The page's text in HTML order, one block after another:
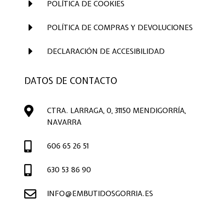
E POLÍTICA DE COOKIES
E POLÍTICA DE COMPRAS Y DEVOLUCIONES
E DECLARACIÓN DE ACCESIBILIDAD
DATOS DE CONTACTO

CTRA. LARRAGA, 0, 31150 MENDIGORRÍA,
NAVARRA
606 65 26 51
630 53 86 90
 INFO@EMBUTIDOSGORRIA.ES